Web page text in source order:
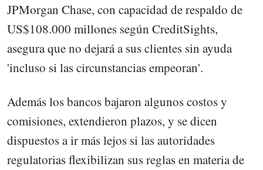
JPMorgan Chase, con capacidad de respaldo de
US$108.000 millones según CreditSights,
asegura que no dejará a sus clientes sin ayuda
'incluso si las circunstancias empeoran'.
Además los bancos bajaron algunos costos y
comisiones, extendieron plazos, y se dicen
dispuestos a ir más lejos si las autoridades
regulatorias flexibilizan sus reglas en materia de